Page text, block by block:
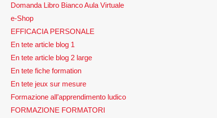
Domanda Libro Bianco Aula Virtuale
e-Shop
EFFICACIA PERSONALE
En tete article blog 1
En tete article blog 2 large
En tete fiche formation
En tete jeux sur mesure
Formazione all’apprendimento ludico
FORMAZIONE FORMATORI